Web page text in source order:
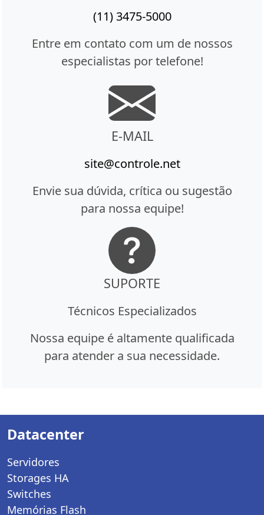
(11) 3475-5000
Entre em contato com um de nossos
especialistas por telefone!
E-MAIL
site@controle.net
Envie sua dúvida, crítica ou sugestão
para nossa equipe!
SUPORTE
Técnicos Especializados
Nossa equipe é altamente qualificada
para atender a sua necessidade.
Datacenter
Servidores
Storages HA
Switches
Memórias Flash